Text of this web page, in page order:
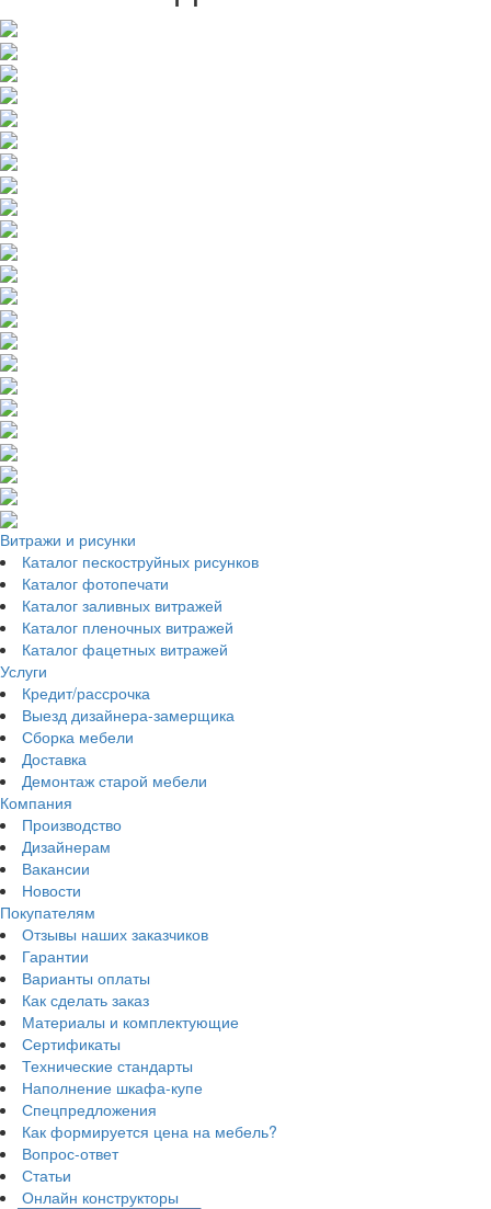
Витражи и рисунки
Каталог пескоструйных рисунков
Каталог фотопечати
Каталог заливных витражей
Каталог пленочных витражей
Каталог фацетных витражей
Услуги
Кредит/рассрочка
Выезд дизайнера-замерщика
Сборка мебели
Доставка
Демонтаж старой мебели
Компания
Производство
Дизайнерам
Вакансии
Новости
Покупателям
Отзывы наших заказчиков
Гарантии
Варианты оплаты
Как сделать заказ
Материалы и комплектующие
Сертификаты
Технические стандарты
Наполнение шкафа-купе
Спецпредложения
Как формируется цена на мебель?
Вопрос-ответ
Статьи
Онлайн конструкторы